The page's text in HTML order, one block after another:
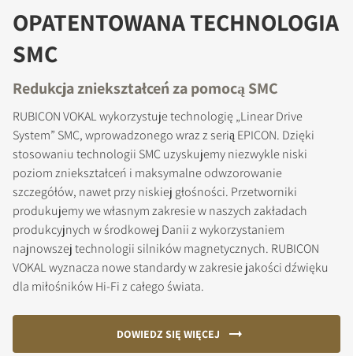
OPATENTOWANA TECHNOLOGIA
SMC
Redukcja zniekształceń za pomocą SMC
RUBICON VOKAL wykorzystuje technologię „Linear Drive
System” SMC, wprowadzonego wraz z serią EPICON. Dzięki
stosowaniu technologii SMC uzyskujemy niezwykle niski
poziom zniekształceń i maksymalne odwzorowanie
szczegółów, nawet przy niskiej głośności. Przetworniki
produkujemy we własnym zakresie w naszych zakładach
produkcyjnych w środkowej Danii z wykorzystaniem
najnowszej technologii silników magnetycznych. RUBICON
VOKAL wyznacza nowe standardy w zakresie jakości dźwięku
dla miłośników Hi-Fi z całego świata.
DOWIEDZ SIĘ WIĘCEJ